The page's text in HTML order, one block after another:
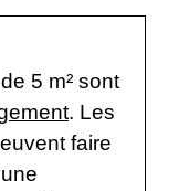
5 m² sont
. Les
faire